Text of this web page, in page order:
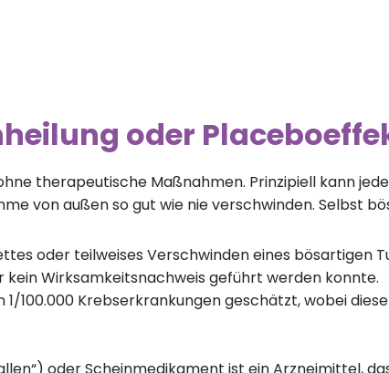
oder
therapeutische Maßnahmen. Prinzipiell kann
von außen so gut wie nie verschwinden. Selbst
oder teilweises Verschwinden eines bösartigen
Wirksamkeitsnachweis geführt werden konnte.
100.000 Krebserkrankungen geschätzt, wobei